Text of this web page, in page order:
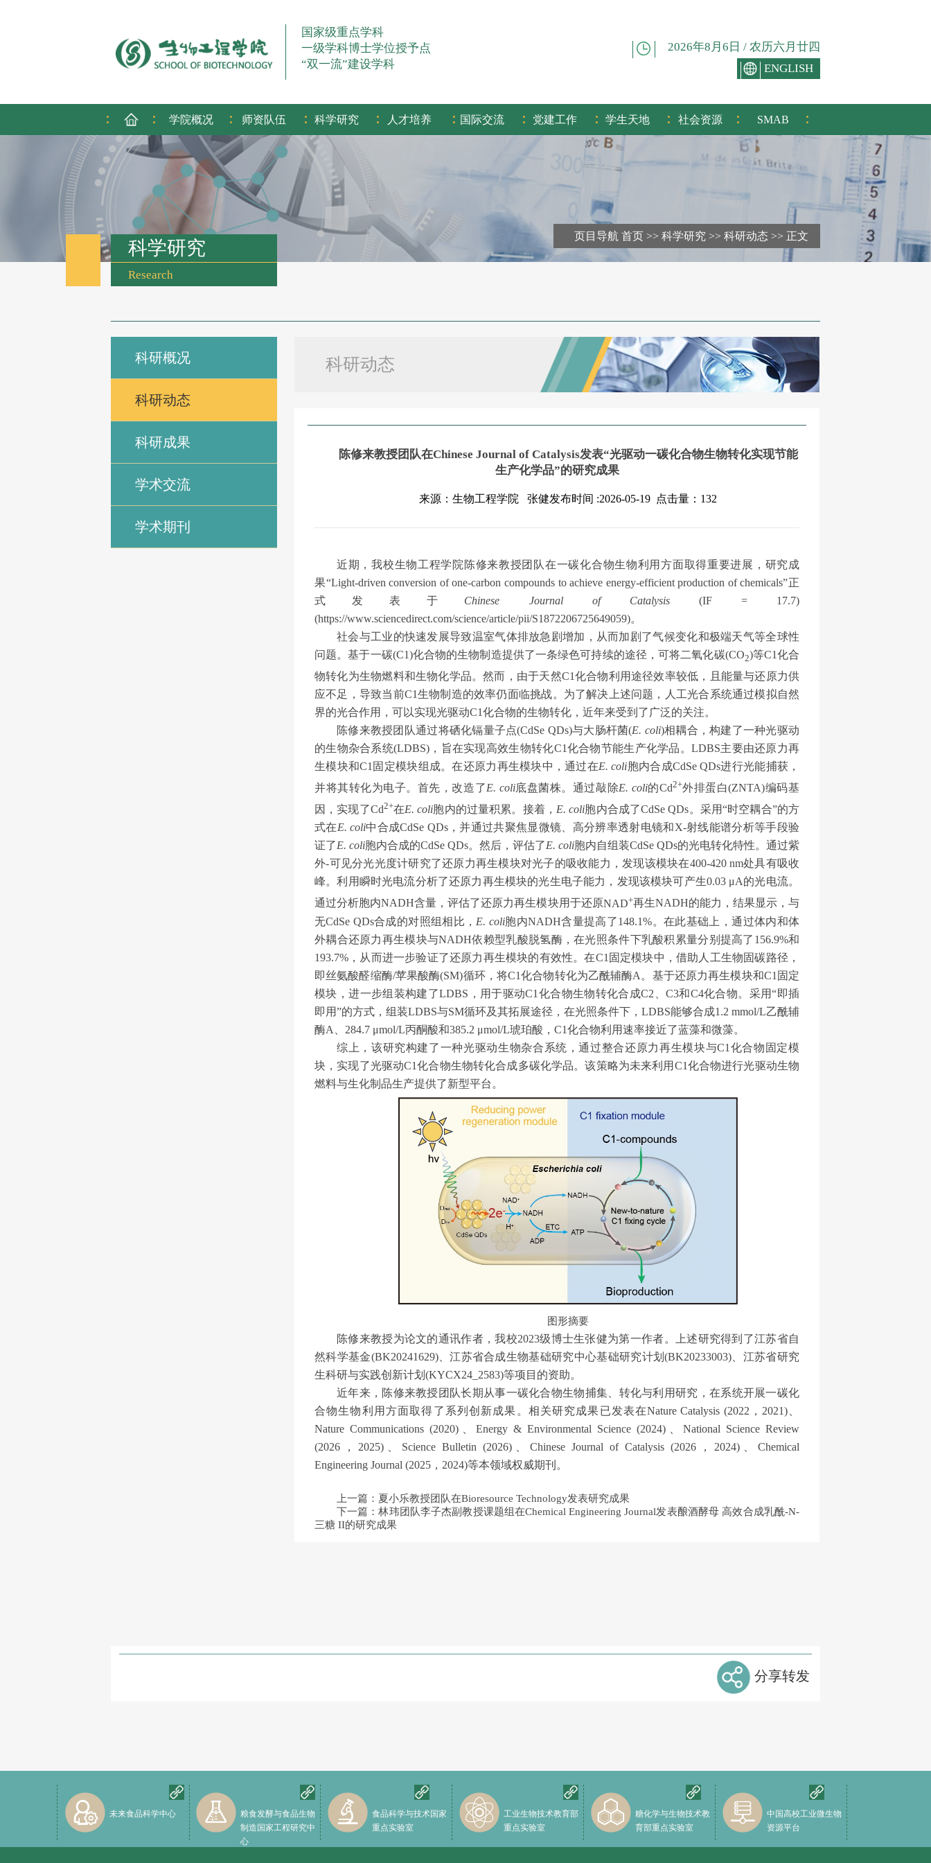
国家级重点学科
一级学科博士学位授予点
“双一流”建设学科
2026年8月6日 / 农历六月廿四
ENGLISH
: : : : : : : : : : :
学院概况 师资队伍 科学研究 人才培养 国际交流 党建工作 学生天地 社会资源 SMAB
科学研究
Research
页目导航 首页 >> 科学研究 >> 科研动态 >> 正文
科研概况
科研动态
科研成果
学术交流
学术期刊
科研动态
陈修来教授团队在Chinese Journal of Catalysis发表“光驱动一碳化合物生物转化实现节能
生产化学品”的研究成果
来源：生物工程学院 张健发布时间 :2026-05-19 点击量： 132
近期，我校生物工程学院陈修来教授团队在一碳化合物生物利用方面取得重要进展，研究成
果“Light-driven conversion of one-carbon compounds to achieve energy-efficient production of chemicals”正
式发表于 Chinese Journal of Catalysis (IF = 17.7)
(https://www.sciencedirect.com/science/article/pii/S1872206725649059)。
社会与工业的快速发展导致温室气体排放急剧增加，从而加剧了气候变化和极端天气等全球性
问题。基于一碳(C1)化合物的生物制造提供了一条绿色可持续的途径，可将二氧化碳(CO2)等C1化合
物转化为生物燃料和生物化学品。然而，由于天然C1化合物利用途径效率较低，且能量与还原力供
应不足，导致当前C1生物制造的效率仍面临挑战。为了解决上述问题，人工光合系统通过模拟自然
界的光合作用，可以实现光驱动C1化合物的生物转化，近年来受到了广泛的关注。
陈修来教授团队通过将硒化镉量子点(CdSe QDs)与大肠杆菌(E. coli)相耦合，构建了一种光驱动
的生物杂合系统(LDBS) ，旨在实现高效生物转化C1化合物节能生产化学品。 LDBS主要由还原力再
生模块和C1 固定模块组成。在还原力再生模块中，通过在E. coli胞内合成CdSe QDs进行光能捕获，
并将其转化为电子。首先，改造了E. coli底盘菌株。通过敲除E. coli的Cd2+外排蛋白(ZNTA)编码基
因，实现了Cd2+在E. coli胞内的过量积累。接着， E. coli胞内合成了CdSe QDs。采用“时空耦合”的方
式在E. coli中合成CdSe QDs，并通过共聚焦显微镜、高分辨率透射电镜和X-射线能谱分析等手段验
证了E. coli胞内合成的CdSe QDs。然后，评估了E. coli胞内自组装CdSe QDs的光电转化特性。通过紫
外-可见分光光度计研究了还原力再生模块对光子的吸收能力，发现该模块在400-420 nm处具有吸收
峰。利用瞬时光电流分析了还原力再生模块的光生电子能力，发现该模块可产生0.03 μA的光电流。
通过分析胞内NADH含量，评估了还原力再生模块用于还原NAD+再生NADH的能力，结果显示，与
无CdSe QDs合成的对照组相比， E. coli胞内NADH含量提高了148.1%。在此基础上，通过体内和体
外耦合还原力再生模块与NADH依赖型乳酸脱氢酶，在光照条件下乳酸积累量分别提高了 156.9%和
193.7% ，从而进一步验证了还原力再生模块的有效性。在C1 固定模块中，借助人工生物固碳路径，
即丝氨酸醛缩酶/苹果酸酶(SM)循环，将C1化合物转化为乙酰辅酶A 。基于还原力再生模块和C1 固定
模块，进一步组装构建了LDBS ，用于驱动C1 化合物生物转化合成C2 C3和C4化合物。采用“即插
即用”的方式，组装LDBS与SM循环及其拓展途径，在光照条件下， LDBS能够合成1.2 mmol/L乙酰辅
酶A 284.7 μmol/L丙酮酸和385.2 μmol/L琥珀酸， C1化合物利用速率接近了蓝藻和微藻。
综上，该研究构建了一种光驱动生物杂合系统，通过整合还原力再生模块与C1 化合物固定模
块，实现了光驱动C1化合物生物转化合成多碳化学品。该策略为未来利用 C1化合物进行光驱动生物
燃料与生化制品生产提供了新型平台。
图形摘要
陈修来教授为论文的通讯作者，我校2023级博士生张健为第一作者。上述研究得到了江苏省自
然科学基金(BK20241629)、江苏省合成生物基础研究中心基础研究计划(BK20233003) 、江苏省研究
生科研与实践创新计划 (KYCX24_2583)等项目的资助。
近年来，陈修来教授团队长期从事一碳化合物生物捕集 、转化与利用研究，在系统开展一碳化
合物生物利用方面取得了系列创新成果。相关研究成果已发表在Nature Catalysis (2022 ， 2021)、
Nature Communications (2020)
Energy & Environmental Science(2024)
National Science Review
(2026 ， 2025) Science Bulletin (2026) Chinese Journal of Catalysis (2026 ， 2024)
Chemical
Engineering Journal (2025 ， 2024)等本领域权威期刊。
上一篇：夏小乐教授团队在Bioresource Technology发表研究成果
下一篇：林玮团队李子杰副教授课题组在Chemical Engineering Journal发表酿酒酵母 高效合成乳酰-N-
三糖 II的研究成果
分享转发
未来食品科学中心
粮食发酵与食品生物
制造国家工程研究中
心
食品科学与技术国家
重点实验室
工业生物技术教育部
重点实验室
糖化学与生物技术教
育部重点实验室
中国高校工业微生物
资源平台